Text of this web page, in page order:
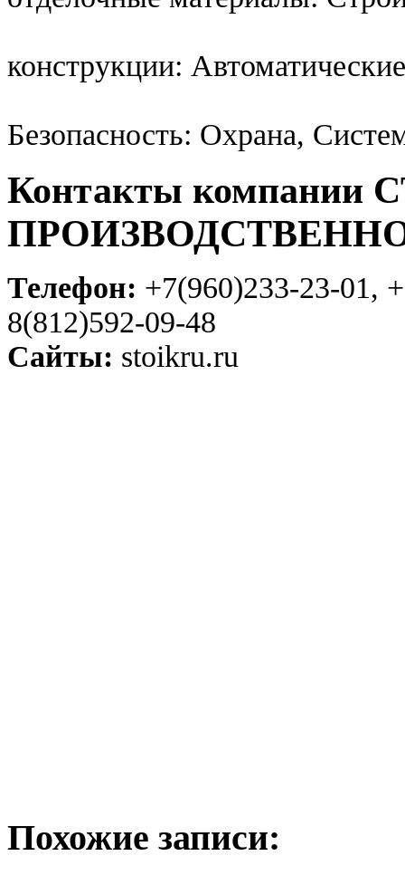
конструкции:
Безопасность: Охрана,
Контакты
Телефон: +7(960)233-23-01,
8(812)592-09-48
Сайты: stoikru.ru
Похожие записи: